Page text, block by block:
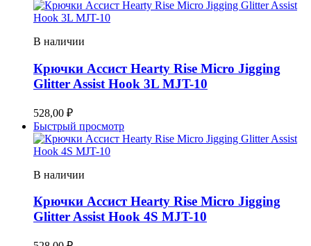
В наличии
Крючки Ассист Hearty Rise Micro Jigging
Glitter Assist Hook 3L MJT-10
528,00 ₽
Быстрый просмотр
В наличии
Крючки Ассист Hearty Rise Micro Jigging
Glitter Assist Hook 4S MJT-10